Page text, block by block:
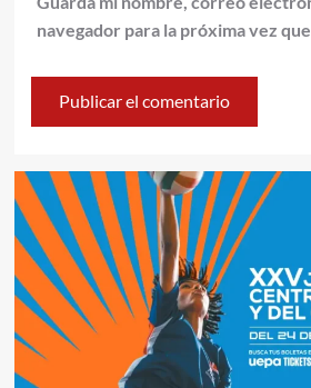
navegador para la próxima vez